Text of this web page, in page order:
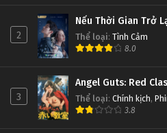
2
Nếu Thời Gian Trở
Thể loại: Tình Cảm
8.0
3
Angel Guts: Red
Thể loại: Chính kịch,
3.8